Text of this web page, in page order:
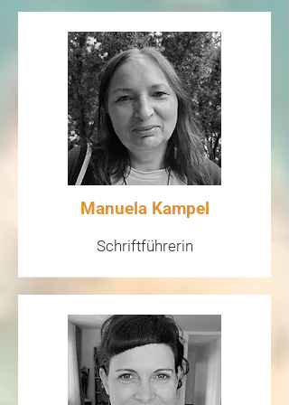
wird geraten, ärztliche Hilfe in
Anspruch zu nehmen. Die von
Radiästheten empfohlenen
Maßnahmen verstehen sich
unterstützend.
10. Mitglieder des Verbandes stellen
die Ergebnisse ihrer Arbeit zur
allfälligen Überprüfung dem
Vorstand des Verbandes
anonymisiert zur Verfügung.
11. Radiästheten bieten keinesfalls
Hilfsmittel zum Verkauf an,
insbesondere jene, die einer
„Entstörung“ dienen sollen, noch
werden solche empfohlen.
12. Bei technischen und
baubiologischen Einflüssen wird
Manuela Kampel
Schriftführerin